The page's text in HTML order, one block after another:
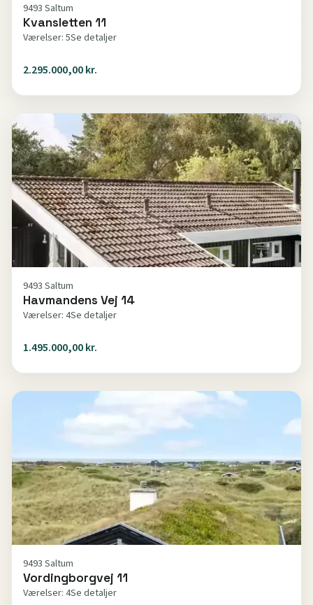
9493 Saltum
Kvansletten 11
Værelser: 5Se detaljer
2.295.000,00 kr.
9493 Saltum
Havmandens Vej 14
Værelser: 4Se detaljer
1.495.000,00 kr.
9493 Saltum
Vordingborgvej 11
Værelser: 4Se detaljer